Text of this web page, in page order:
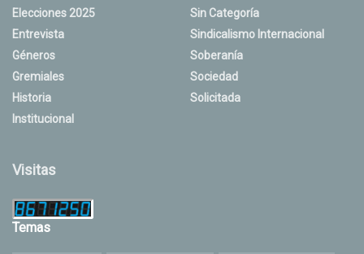
Elecciones 2025
Entrevista
Géneros
Gremiales
Historia
Institucional
Sin Categoría
Sindicalismo Internacional
Soberanía
Sociedad
Solicitada
Visitas
Temas